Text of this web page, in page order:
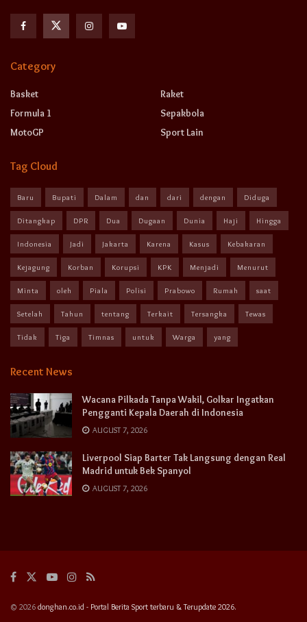
Category
Basket
Formula 1
MotoGP
Raket
Sepakbola
Sport Lain
Tag Cloud
Baru Bupati Dalam dan dari dengan Diduga
Ditangkap DPR Dua Dugaan Dunia Haji Hingga
Indonesia Jadi Jakarta Karena Kasus Kebakaran
Kejagung Korban Korupsi KPK Menjadi Menurut
Minta oleh Piala Polisi Prabowo Rumah saat
Setelah Tahun tentang Terkait Tersangka Tewas
Tidak Tiga Timnas untuk Warga yang
Recent News
Wacana Pilkada Tanpa Wakil, Golkar Ingatkan
Pengganti Kepala Daerah di Indonesia
AUGUST 7, 2026
Liverpool Siap Barter Tak Langsung dengan Real
Madrid untuk Bek Spanyol
AUGUST 7, 2026
© 2026 donghan.co.id - Portal Berita Sport terbaru & Terupdate 2026.